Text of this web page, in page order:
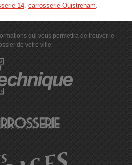
14 carrosserie Ouistreham
qui vous permettra de trouver le
de votre ville.